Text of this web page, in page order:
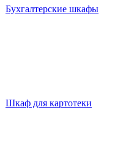
Бухгалтерские шкафы
Шкаф для картотеки